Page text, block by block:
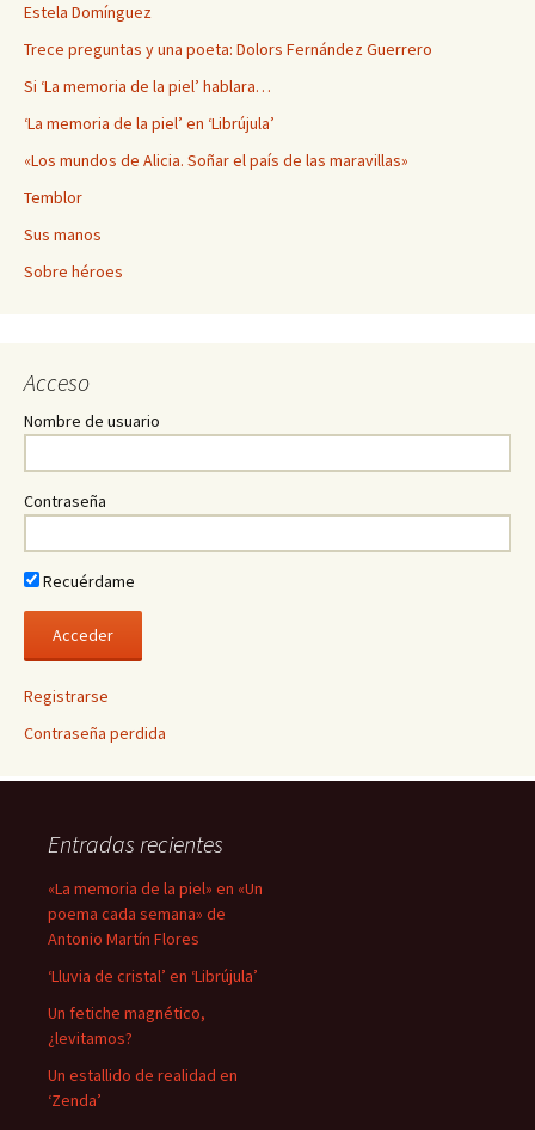
Estela Domínguez
Trece preguntas y una poeta: Dolors Fernández Guerrero
Si ‘La memoria de la piel’ hablara…
‘La memoria de la piel’ en ‘Librújula’
«Los mundos de Alicia. Soñar el país de las maravillas»
Temblor
Sus manos
Sobre héroes
Acceso
Nombre de usuario
Contraseña
Recuérdame
Registrarse
Contraseña perdida
Entradas recientes
«La memoria de la piel» en «Un
poema cada semana» de
Antonio Martín Flores
‘Lluvia de cristal’ en ‘Librújula’
Un fetiche magnético,
¿levitamos?
Un estallido de realidad en
‘Zenda’